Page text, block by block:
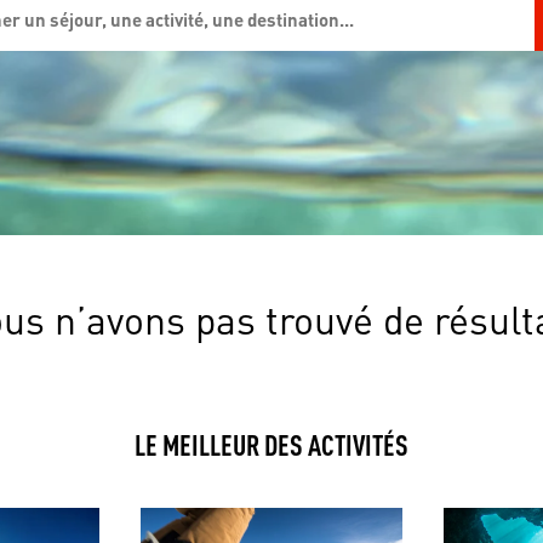
n’avons pas trouvé de
LE MEILLEUR DES ACTIVITÉS